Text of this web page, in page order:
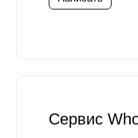
Сервис